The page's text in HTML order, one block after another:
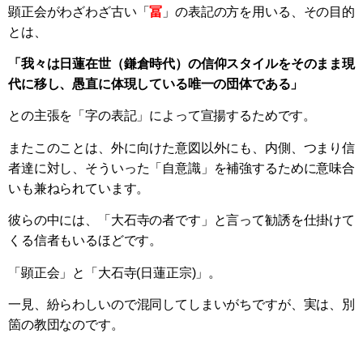
顕正会がわざわざ古い「冨 」の表記の方を用いる、その目的
とは、
「我々は日蓮在世（鎌倉時代）の信仰スタイルをそのまま現
代に移し、愚直に体現している唯一の団体である」
との主張を「字の表記」によって宣揚するためです。
またこのことは、外に向けた意図以外にも、内側、つまり信
者達に対し、そういった「自意識」を補強するために意味合
いも兼ねられています。
彼らの中には、「大石寺の者です」と言って勧誘を仕掛けて
くる信者もいるほどです。
「顕正会」と「大石寺(日蓮正宗)」。
一見、紛らわしいので混同してしまいがちですが、実は、別
箇の教団なのです。